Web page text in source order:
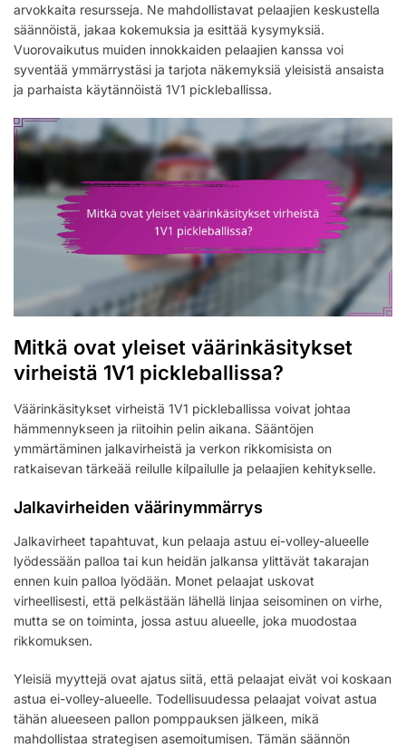
arvokkaita resursseja. Ne mahdollistavat pelaajien keskustella
säännöistä, jakaa kokemuksia ja esittää kysymyksiä.
Vuorovaikutus muiden innokkaiden pelaajien kanssa voi
syventää ymmärrystäsi ja tarjota näkemyksiä yleisistä ansaista
ja parhaista käytännöistä 1V1 pickleballissa.
Mitkä ovat yleiset väärinkäsitykset
virheistä 1V1 pickleballissa?
Väärinkäsitykset virheistä 1V1 pickleballissa voivat johtaa
hämmennykseen ja riitoihin pelin aikana. Sääntöjen
ymmärtäminen jalkavirheistä ja verkon rikkomisista on
ratkaisevan tärkeää reilulle kilpailulle ja pelaajien kehitykselle.
Jalkavirheiden väärinymmärrys
Jalkavirheet tapahtuvat, kun pelaaja astuu ei-volley-alueelle
lyödessään palloa tai kun heidän jalkansa ylittävät takarajan
ennen kuin palloa lyödään. Monet pelaajat uskovat
virheellisesti, että pelkästään lähellä linjaa seisominen on virhe,
mutta se on toiminta, jossa astuu alueelle, joka muodostaa
rikkomuksen.
Yleisiä myyttejä ovat ajatus siitä, että pelaajat eivät voi koskaan
astua ei-volley-alueelle. Todellisuudessa pelaajat voivat astua
tähän alueeseen pallon pomppauksen jälkeen, mikä
mahdollistaa strategisen asemoitumisen. Tämän säännön